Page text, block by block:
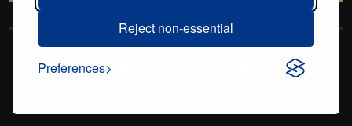
Reject non-essential
Preferences
reservados. Desarrollado por
.